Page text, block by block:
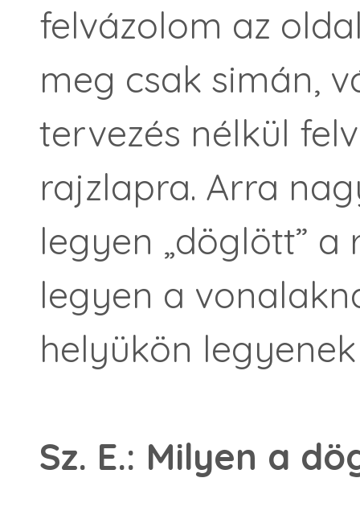
felvázolom az
meg csak simán,
tervezés nélkül
rajzlapra. Arra
legyen „döglött” a
legyen a
helyükön
Sz. E.: Milyen a